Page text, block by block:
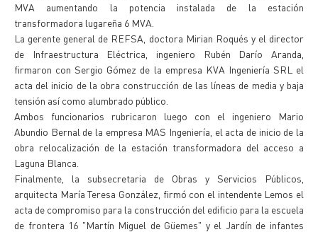
MVA aumentando la potencia instalada de la estación
transformadora lugareña 6 MVA.
La gerente general de REFSA, doctora Mirian Roqués y el director
de Infraestructura Eléctrica, ingeniero Rubén Darío Aranda,
firmaron con Sergio Gómez de la empresa KVA Ingeniería SRL el
acta del inicio de la obra construcción de las líneas de media y baja
tensión así como alumbrado público.
Ambos funcionarios rubricaron luego con el ingeniero Mario
Abundio Bernal de la empresa MAS Ingeniería, el acta de inicio de la
obra relocalización de la estación transformadora del acceso a
Laguna Blanca.
Finalmente, la subsecretaria de Obras y Servicios Públicos,
arquitecta María Teresa González, firmó con el intendente Lemos el
acta de compromiso para la construcción del edificio para la escuela
de frontera 16 "Martín Miguel de Güemes" y el Jardín de infantes